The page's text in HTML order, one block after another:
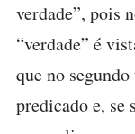
verdade”, pois
“verdade” é
que no
predicado e, se